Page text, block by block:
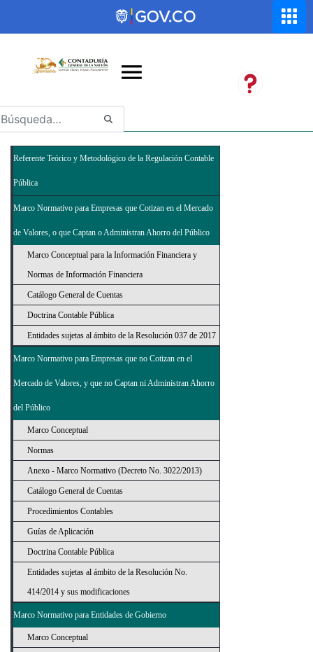
Saltar al contenido principal
Abrir menú de accesibilidad
Referente Teórico y Metodológico de la Regulación Contable
Pública
Marco Normativo para Empresas que Cotizan en el Mercado
de Valores, o que Captan o Administran Ahorro del Público
Marco Conceptual para la Información Financiera y
Normas de Información Financiera
Catálogo General de Cuentas
Doctrina Contable Pública
Entidades sujetas al ámbito de la Resolución 037 de 2017
Marco Normativo para Empresas que no Cotizan en el
Mercado de Valores, y que no Captan ni Administran Ahorro
del Público
Marco Conceptual
Normas
Anexo - Marco Normativo (Decreto No. 3022/2013)
Catálogo General de Cuentas
Procedimientos Contables
Guías de Aplicación
Doctrina Contable Pública
Entidades sujetas al ámbito de la Resolución No.
414/2014 y sus modificaciones
Marco Normativo para Entidades de Gobierno
Marco Conceptual